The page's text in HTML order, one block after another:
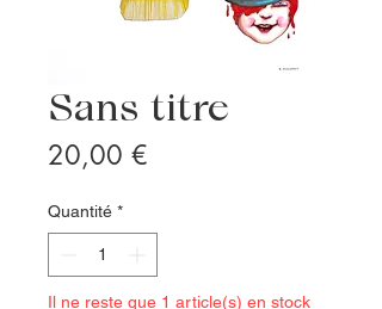
Sans titre
20,00 €
Quantité *
Il ne reste que 1 article(s) en stock